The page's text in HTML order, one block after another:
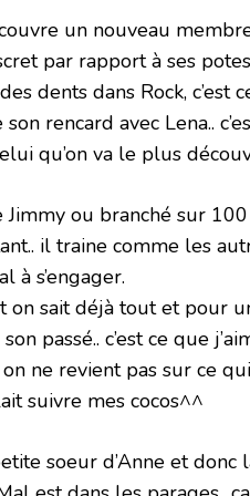
un nouveau
par rapport à ses
dents dans Rock, c’est
rencard avec Lena..
qu’on va le plus
Jimmy ou branché sur
il traine comme les
à s’engager.
on sait déjà tout et pour
passé.. c’est ce que
ne revient pas sur ce
suivre mes cocos^^
soeur d’Anne et